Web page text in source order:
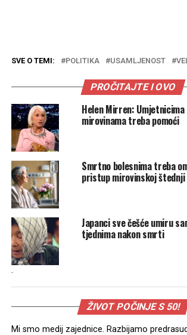
SVE O TEMI: POLITIKA USAMLJENOST
PROČITAJTE I OVO
Helen Mirren:
mirovinama treba pomoći
Smrtno bolesnima treba
pristup mirovinskoj štednji
Japanci sve češće umiru
tjednima nakon smrti
.
ŽIVOT POČINJE S 50!
Mi smo medij zajednice. Razbijamo